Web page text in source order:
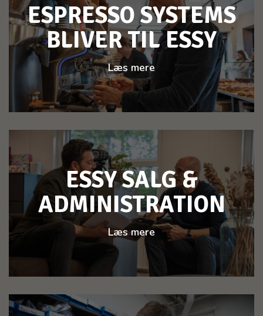
ESPRESSO SYSTEMS
BLIVER TIL ESSY
Læs mere
ESSY SALG &
ADMINISTRATION
Læs mere